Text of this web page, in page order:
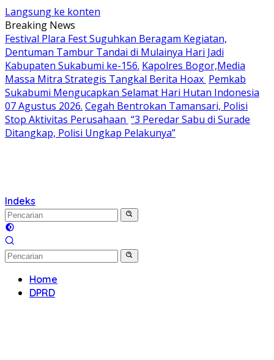
Langsung ke konten
Breaking News
Festival Plara Fest Suguhkan Beragam Kegiatan,
Dentuman Tambur Tandai di Mulainya Hari Jadi
Kabupaten Sukabumi ke-156. Kapolres Bogor,Media
Massa Mitra Strategis Tangkal Berita Hoax Pemkab
Sukabumi Mengucapkan Selamat Hari Hutan Indonesia
07 Agustus 2026. Cegah Bentrokan Tamansari, Polisi
Stop Aktivitas Perusahaan “3 Peredar Sabu di Surade
Ditangkap, Polisi Ungkap Pelakunya”
Indeks
Home
DPRD